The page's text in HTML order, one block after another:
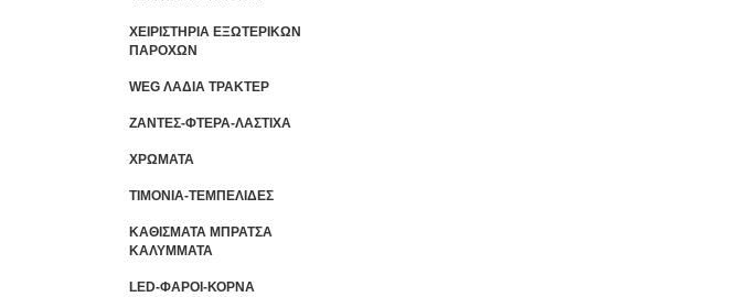
ΧΕΙΡΙΣΤΗΡΙA ΕΞΩΤΕΡΙΚΩΝ
ΠΑΡΟΧΩΝ
WEG ΛΑΔΙΑ ΤΡΑΚΤΕΡ
ΖΑΝΤΕΣ-ΦΤΕΡΑ-ΛΑΣΤΙΧΑ
ΧΡΩΜΑΤΑ
ΤΙΜΟΝΙΑ-ΤΕΜΠΕΛΙΔΕΣ
ΚΑΘΙΣΜΑΤΑ ΜΠΡΑΤΣΑ
ΚΑΛΥΜΜΑΤΑ
LED-ΦΑΡΟΙ-ΚΟΡΝΑ